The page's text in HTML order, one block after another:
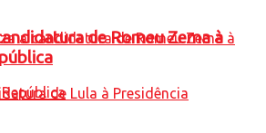
de Romeu Zema à